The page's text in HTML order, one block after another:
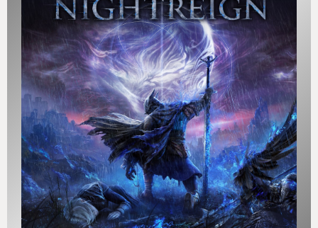
変なバクなども引かず、作りはずっと丁寧です。
バグか分からないだけかもしれないけれど
おかげで何をしているか分からないけれど、何をし
なければいけないかは分かる謎のシチュエーション
が多々ありました
これがマチュの言う「よくわかんないけどなんかわ
かった」なんですね
ハチャメチャで支離滅裂な世界観が繰り広げられる
けれど
何故か引き込まれる不思議なゲーム